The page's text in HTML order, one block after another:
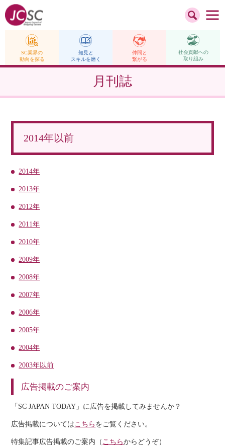
SC業界の
動向を探る
知見と
スキルを磨く
仲間と
繋がる
社会貢献への
取り組み
月刊誌
2014年以前
2014年
2013年
2012年
2011年
2010年
2009年
2008年
2007年
2006年
2005年
2004年
2003年以前
広告掲載のご案内
「SC JAPAN TODAY」に広告を掲載してみませんか？
広告掲載については こちら をご覧ください。
特集記事広告掲載のご案内（ こちらからどうぞ）